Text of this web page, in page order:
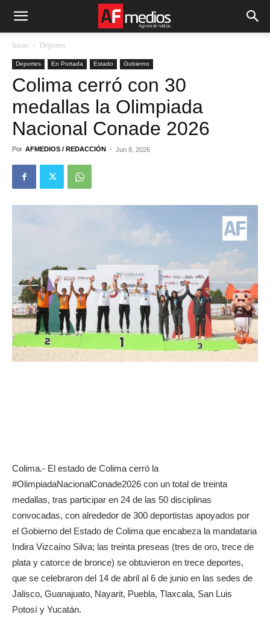
Inicio Deportes
Deportes En Portada Estado Gobierno
Colima cerró con 30
medallas la Olimpiada
Nacional Conade 2026
Por AFMEDIOS / REDACCIÓN - Jun 8, 2026
Colima.- El estado de Colima cerró la
#OlimpiadaNacionalConade2026 con un total de treinta
medallas, tras participar en 24 de las 50 disciplinas
convocadas, con alrededor de 300 deportistas apoyados por
el Gobierno del Estado de Colima que encabeza la mandataria
Indira Vizcaíno Silva; las treinta preseas (tres de oro, trece de
plata y catorce de bronce) se obtuvieron en trece deportes,
que se celebraron del 14 de abril al 6 de junio en las sedes de
Jalisco, Guanajuato, Nayarit, Puebla, Tlaxcala, San Luis
Potosí y Yucatán.